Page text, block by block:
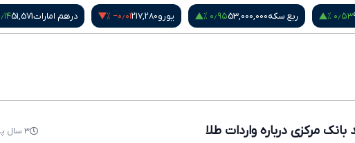
۰٫۵۳ % ربع سکه53,000,000۰٫۹۵ % یورو217,280‎−۰٫۰۱ % درهم امارات51,571۱٫۱۴
۳ سال پیش مرکزی درباره واردات طلا